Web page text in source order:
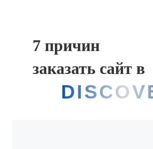
7 причин
заказать сайт в